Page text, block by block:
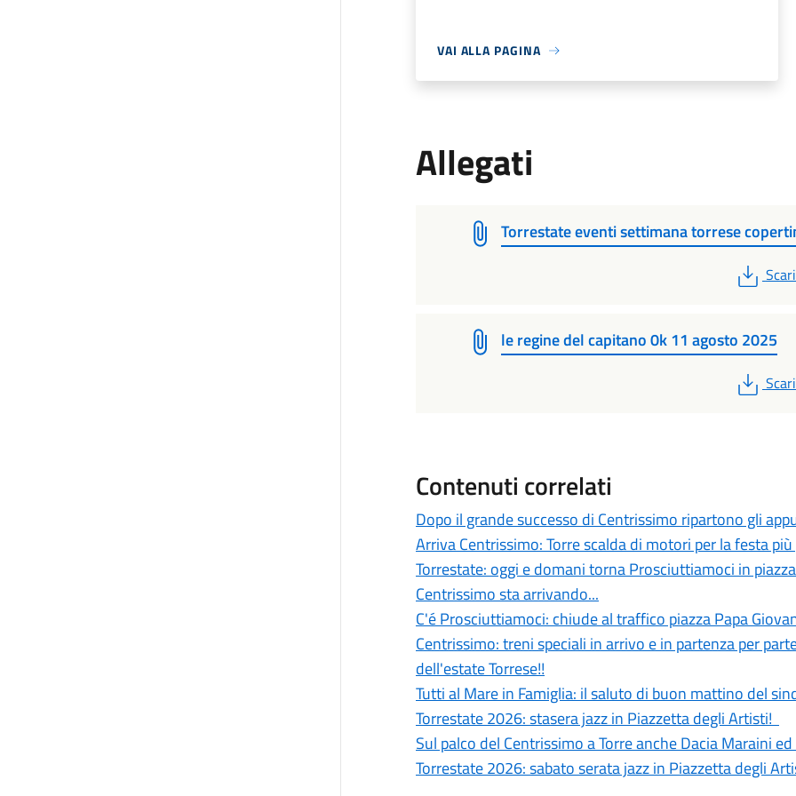
VAI ALLA PAGINA
Allegati
Torrestate eventi settimana torrese
PDF
le regine del capitano 0k 11 agosto 2025
PDF
Contenuti correlati
Dopo il grande successo di Centrissimo ripartono gli
Arriva Centrissimo: Torre scalda di motori per la festa
Torrestate: oggi e domani torna Prosciuttiamoci in
Centrissimo sta arrivando...
C'é Prosciuttiamoci: chiude al traffico piazza Papa
Centrissimo: treni speciali in arrivo e in partenza per
dell'estate Torrese!!
Tutti al Mare in Famiglia: il saluto di buon mattino del
Torrestate 2026: stasera jazz in Piazzetta degli Artisti!
Sul palco del Centrissimo a Torre anche Dacia Maraini
Torrestate 2026: sabato serata jazz in Piazzetta degli